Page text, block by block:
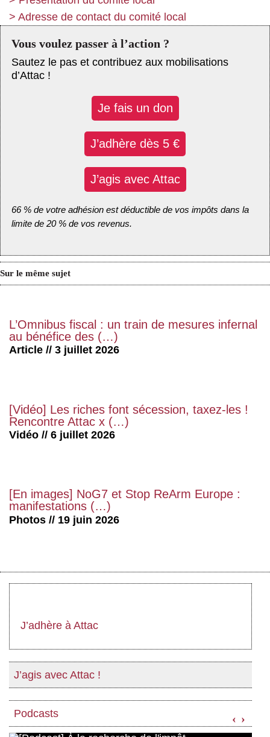
> Adresse de contact du comité local
Vous voulez passer à l’action ?
Sautez le pas et contribuez aux mobilisations
d’Attac !
Je fais un don
J’adhère dès 5 €
J’agis avec Attac
66 % de votre adhésion est déductible de vos impôts dans la
limite de 20 % de vos revenus.
Sur le même sujet
L’Omnibus fiscal : un train de mesures infernal
au bénéfice des (…)
Article // 3 juillet 2026
[Vidéo] Les riches font sécession, taxez-les !
Rencontre Attac x (…)
Vidéo // 6 juillet 2026
[En images] NoG7 et Stop ReArm Europe :
manifestations (…)
Photos // 19 juin 2026
J’adhère à Attac
J’agis avec Attac !
Podcasts ‹ ›